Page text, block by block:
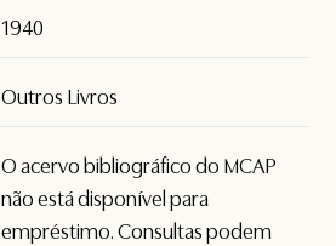
1940
Outros Livros
O acervo bibliográfico do MCAP
não está disponível para
empréstimo. Consultas podem